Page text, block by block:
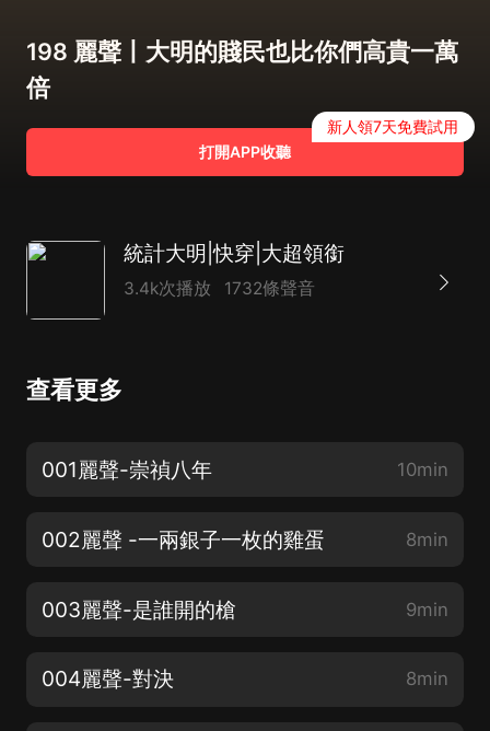
198 麗聲丨大明的賤民也比你們高貴一萬
倍
打開APP收聽
新人領7天免費試用
統計大明|快穿|大超領銜
3.4k次播放 1732條聲音
查看更多
001麗聲-崇禎八年 10min
002麗聲 -一兩銀子一枚的雞蛋 8min
003麗聲-是誰開的槍 9min
004麗聲-對決 8min